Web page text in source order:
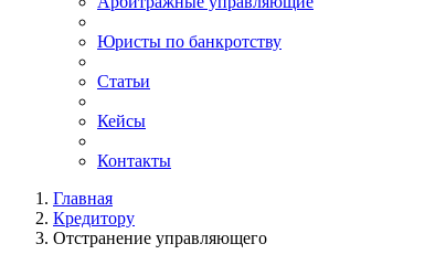
Юристы по банкротству
Статьи
Кейсы
Контакты
Главная
Кредитору
Отстранение управляющего